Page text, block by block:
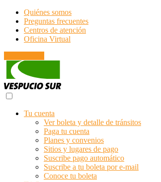
Quiénes somos
Preguntas frecuentes
Centros de atención
Oficina Virtual
Tu cuenta
Ver boleta y detalle de tránsitos
Paga tu cuenta
Planes y convenios
Sitios y lugares de pago
Suscribe pago automático
Suscribe a tu boleta por e-mail
Conoce tu boleta